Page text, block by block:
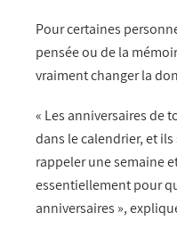
Pour certaines
pensée ou de la
vraiment changer la
« Les anniversaires de
dans le calendrier, et
rappeler une semaine
essentiellement pour
anniversaires »,